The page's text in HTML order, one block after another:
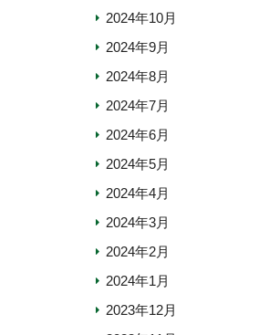
2024年10月
2024年9月
2024年8月
2024年7月
2024年6月
2024年5月
2024年4月
2024年3月
2024年2月
2024年1月
2023年12月